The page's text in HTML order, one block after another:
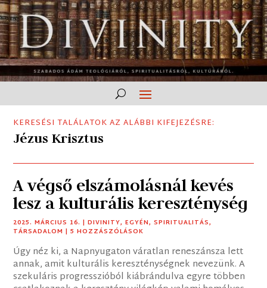
KERESÉSI TALÁLATOK AZ ALÁBBI KIFEJEZÉSRE:
Jézus Krisztus
A végső elszámolásnál kevés
lesz a kulturális kereszténység
2025. MÁRCIUS 16. |DIVINITY,EGYÉN,SPIRITUALITÁS,
TÁRSADALOM | 5 HOZZÁSZÓLÁSOK
Úgy néz ki, a Napnyugaton váratlan reneszánsza lett
annak, amit kulturális kereszténységnek nevezünk. A
szekuláris progresszióból kiábrándulva egyre többen